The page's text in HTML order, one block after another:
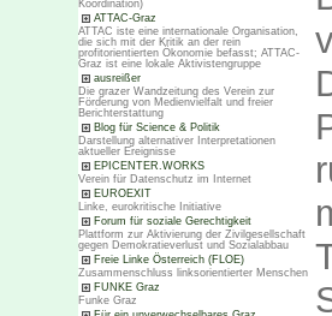
Koordination)
ATTAC-Graz
ATTAC iste eine internationale Organisation,
die sich mit der Kritik an der rein
profitorientierten Ökonomie befasst; ATTAC-
Graz ist eine lokale Aktivistengruppe
ausreißer
Die grazer Wandzeitung des Verein zur
Förderung von Medienvielfalt und freier
Berichterstattung
Blog für Science & Politik
Darstellung alternativer Interpretationen
aktueller Ereignisse
EPICENTER.WORKS
Verein für Datenschutz im Internet
EUROEXIT
Linke, eurokritische Initiative
Forum für soziale Gerechtigkeit
Plattform zur Aktivierung der Zivilgesellschaft
gegen Demokratieverlust und Sozialabbau
Freie Linke Österreich (FLOE)
Zusammenschluss linksorientierter Menschen
FUNKE Graz
Funke Graz